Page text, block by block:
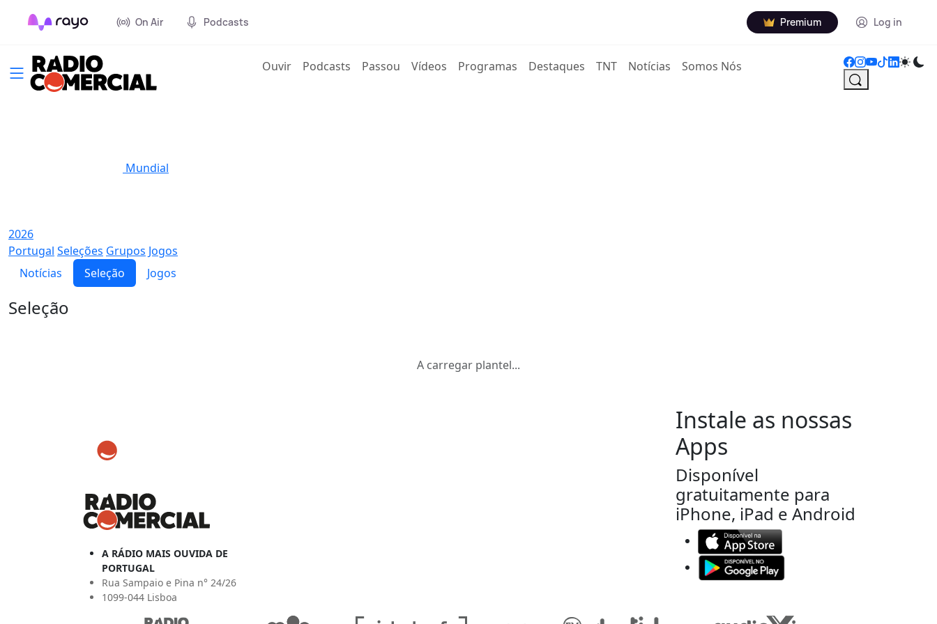
On Air Podcasts Premium Log in
Ouvir(current)
Podcasts Passou Vídeos Programas Destaques TNT Notícias Somos Nós
Mundial
2026
Portugal Seleções Grupos Jogos
Notícias
Seleção Jogos
Seleção
A carregar plantel...
A RÁDIO MAIS OUVIDA DE
PORTUGAL
Rua Sampaio e Pina n° 24/26
1099-044 Lisboa
Instale as nossas
Apps
Disponível
gratuitamente para
iPhone, iPad e Android